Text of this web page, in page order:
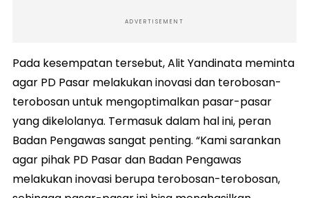
ADVERTISEMENT
Pada kesempatan tersebut, Alit Yandinata meminta
agar PD Pasar melakukan inovasi dan terobosan-
terobosan untuk mengoptimalkan pasar-pasar
yang dikelolanya. Termasuk dalam hal ini, peran
Badan Pengawas sangat penting. “Kami sarankan
agar pihak PD Pasar dan Badan Pengawas
melakukan inovasi berupa terobosan-terobosan,